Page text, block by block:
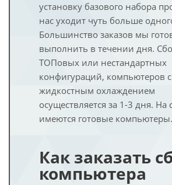
установку базового набора
нас уходит чуть больше
Большинство заказов мы
выполнить в течении дня.
ТОПовых или нестандартных
конфигураций, компьютеров с
жидкостным охлаждением
осуществляется за 1-3 дня. На
имеются готовые компьютеры.
Как заказать
компьютера